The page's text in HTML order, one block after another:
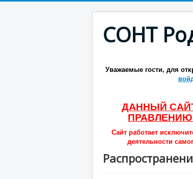
СОНТ
Уважаемые гости, для
ДАННЫЙ
Сайт работает
деятельности